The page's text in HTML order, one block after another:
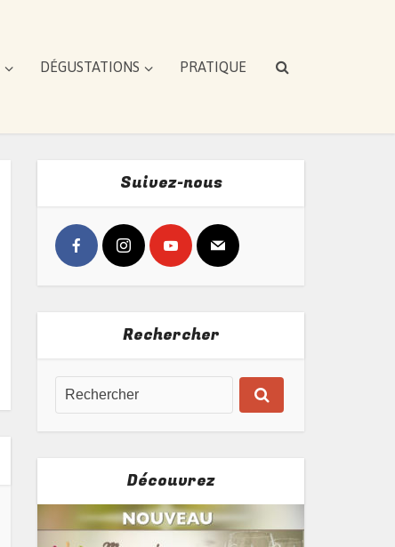
DÉGUSTATIONS PRATIQUE
Suivez-nous
Rechercher
Découvrez